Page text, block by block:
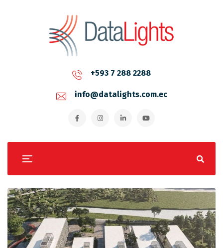
+593 7 288 2288
info@datalights.com.ec